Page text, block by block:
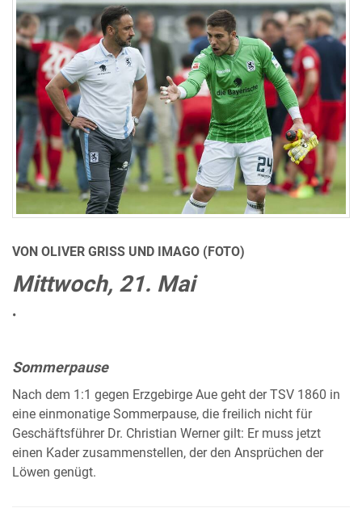
VON OLIVER GRISS UND IMAGO (FOTO)
Mittwoch, 21. Mai
•
Sommerpause
Nach dem 1:1 gegen Erzgebirge Aue geht der TSV 1860 in
eine einmonatige Sommerpause, die freilich nicht für
Geschäftsführer Dr. Christian Werner gilt: Er muss jetzt
einen Kader zusammenstellen, der den Ansprüchen der
Löwen genügt.